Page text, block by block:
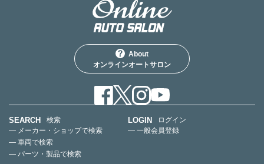
About
オンラインオートサロン
SEARCH
検索
— メーカー・ショップで検索
— 車両で検索
— パーツ・製品で検索
LOGIN
ログイン
— 一般会員登録